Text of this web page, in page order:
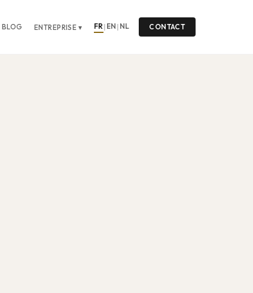
BLOG ENTREPRISE ▾ FR | EN | NL CONTACT